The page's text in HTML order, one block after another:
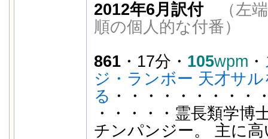
2012年6月訳付
（左
順の個人的な付番）
861・17分・ 105wpm ・
ジ・ランボー 天才サル
る ・・・・・・・・・
・・・・・霊長類学博
チンパンジー。 主に